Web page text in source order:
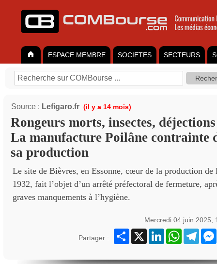
ESPACE MEMBRE SOCIETES SECTEURS
Source : Lefigaro.fr (il y a 14 mois)
Rongeurs morts, insectes,
La manufacture Poilâne contrainte
sa production
Le site de Bièvres, en Essonne, cœur de la production de
1932, fait l’objet d’un arrêté préfectoral de fermeture,
graves manquements à l’hygiène.
Mercredi 04 juin 2025,
Partager :
Partager
X LinkedInWhatsApp